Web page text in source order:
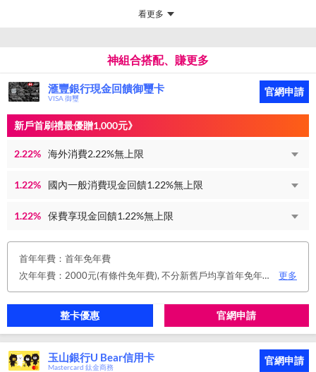
看更多
神組合搭配、賺更多
滙豐銀行現金回饋御璽卡
VISA 御璽
官網申請
新戶首刷禮最優贈1,000元》
2.22% 海外消費2.22%無上限
1.22% 國內一般消費現金回饋1.22%無上限
1.22% 保費享現金回饋1.22%無上限
首年年費：首年免年費
次年年費：2000元(有條件免年費), 不分新舊戶均享首年免年費，第二年起符合以下條件享年費優惠辦法： 1.使用非紙本帳單(電子帳單或行動帳單)終身免年費。 2.前一年消費滿8 萬或 12 次享次年免年費。
更多
整卡優惠 官網申請
玉山銀行U Bear信用卡
Mastercard 鈦金商務
官網申請